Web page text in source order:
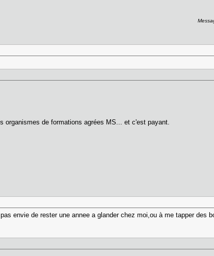
organismes de formations agrées MS... et c'est payant.
envie de rester une annee a glander chez moi,ou à me tapper des